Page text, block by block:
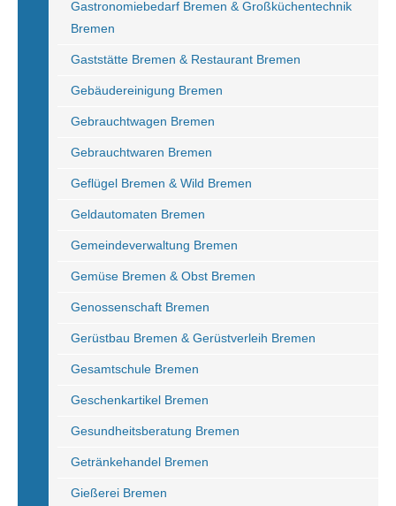
Gastronomiebedarf Bremen & Großküchentechnik
Bremen
Gaststätte Bremen & Restaurant Bremen
Gebäudereinigung Bremen
Gebrauchtwagen Bremen
Gebrauchtwaren Bremen
Geflügel Bremen & Wild Bremen
Geldautomaten Bremen
Gemeindeverwaltung Bremen
Gemüse Bremen & Obst Bremen
Genossenschaft Bremen
Gerüstbau Bremen & Gerüstverleih Bremen
Gesamtschule Bremen
Geschenkartikel Bremen
Gesundheitsberatung Bremen
Getränkehandel Bremen
Gießerei Bremen